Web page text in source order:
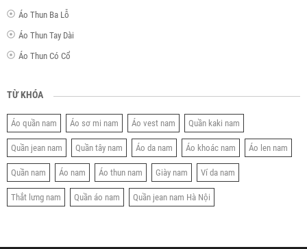
Áo Thun Ba Lỗ
Áo Thun Tay Dài
Áo Thun Có Cổ
TỪ KHÓA
Áo quần nam Áo sơ mi nam Áo vest nam Quần kaki nam
Quần jean nam Quần tây nam Áo da nam Áo khoác nam Áo len nam
Quần nam Áo nam Áo thun nam Giày nam Ví da nam
Thắt lưng nam Quần áo nam Quần jean nam Hà Nội